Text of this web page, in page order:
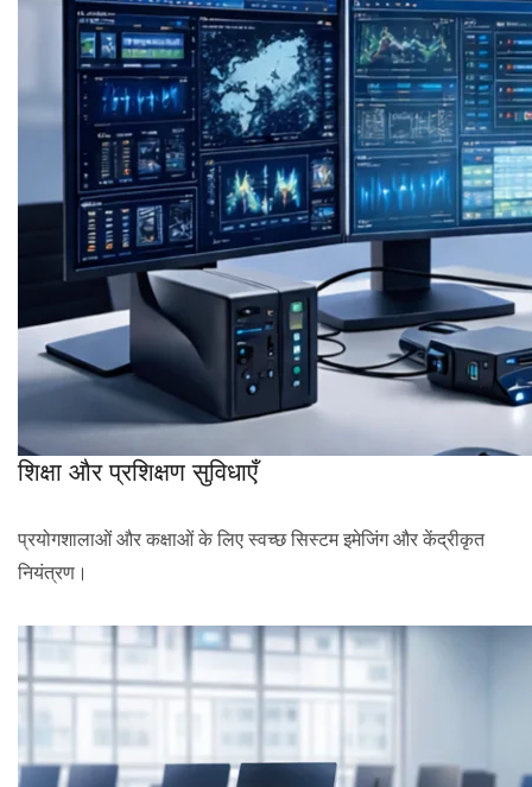
शिक्षा और प्रशिक्षण सुविधाएँ
प्रयोगशालाओं और कक्षाओं के लिए स्वच्छ सिस्टम इमेजिंग और केंद्रीकृत
नियंत्रण।